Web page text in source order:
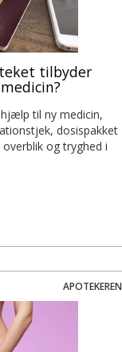
tilbyder
til ny medicin,
dosispakket
og tryghed i
APOTEKEREN